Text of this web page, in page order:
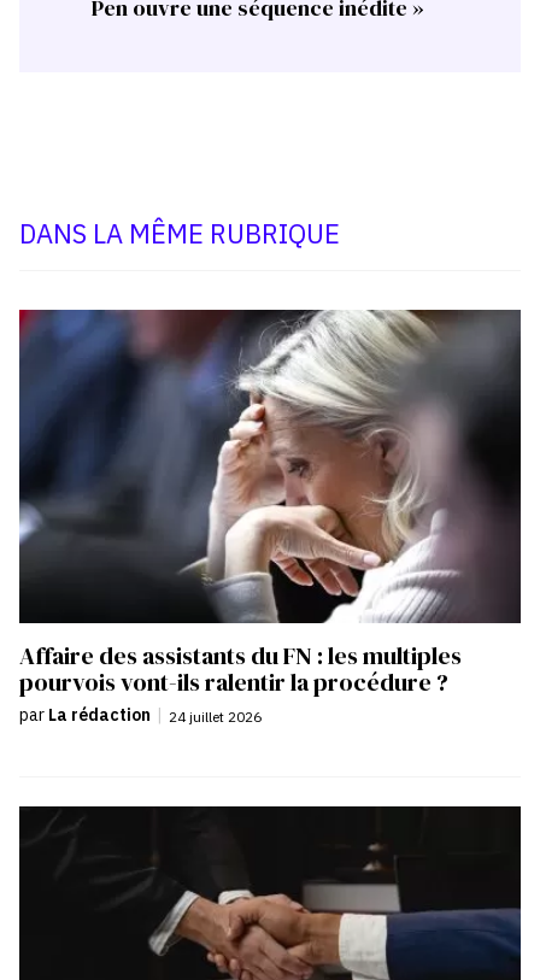
Pen ouvre une séquence inédite »
DANS LA MÊME RUBRIQUE
Affaire des assistants du FN : les multiples
pourvois vont-ils ralentir la procédure ?
par La rédaction | 24 juillet 2026